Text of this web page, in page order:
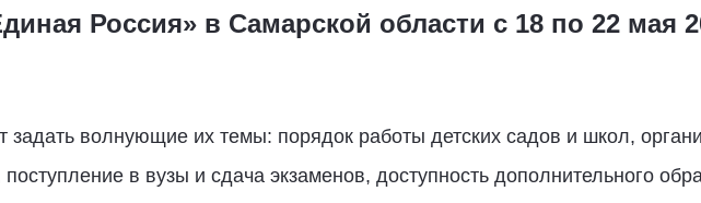
Россия» в Самарской области с 18 по 22 мая
задать волнующие их темы: порядок работы детских садов и школ,
поступление в вузы и сдача экзаменов, доступность дополнительного